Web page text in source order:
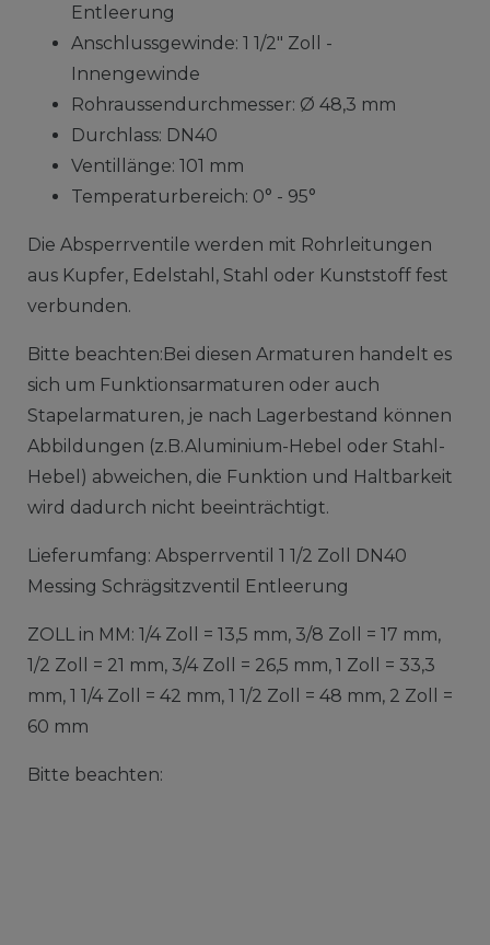
Entleerung
Anschlussgewinde: 1 1/2" Zoll -
Innengewinde
Rohraussendurchmesser: Ø 48,3 mm
Durchlass: DN40
Ventillänge: 101 mm
Temperaturbereich: 0° - 95°
Die Absperrventile werden mit Rohrleitungen
aus Kupfer, Edelstahl, Stahl oder Kunststoff fest
verbunden.
Bitte beachten:Bei diesen Armaturen handelt es
sich um Funktionsarmaturen oder auch
Stapelarmaturen, je nach Lagerbestand können
Abbildungen (z.B.Aluminium-Hebel oder Stahl-
Hebel) abweichen, die Funktion und Haltbarkeit
wird dadurch nicht beeinträchtigt.
Lieferumfang: Absperrventil 1 1/2 Zoll DN40
Messing Schrägsitzventil Entleerung
ZOLL in MM: 1/4 Zoll = 13,5 mm, 3/8 Zoll = 17 mm,
1/2 Zoll = 21 mm, 3/4 Zoll = 26,5 mm, 1 Zoll = 33,3
mm, 1 1/4 Zoll = 42 mm, 1 1/2 Zoll = 48 mm, 2 Zoll =
60 mm
Bitte beachten: